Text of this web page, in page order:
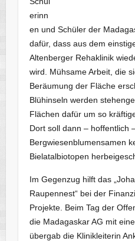
erinn
en und Schüler der
dafür, dass aus dem
Altenberger Rehaklinik
wird. Mühsame Arbeit, die
Beräumung der Fläche
Blühinseln werden
Flächen dafür um so
Dort soll dann – hoffentlich
Bergwiesenblumensamen
Bielatalbiotopen
Im Gegenzug hilft das
Raupennest“ bei der
Projekte. Beim Tag der
die Madagaskar AG mit
übergab die Klinikleiterin